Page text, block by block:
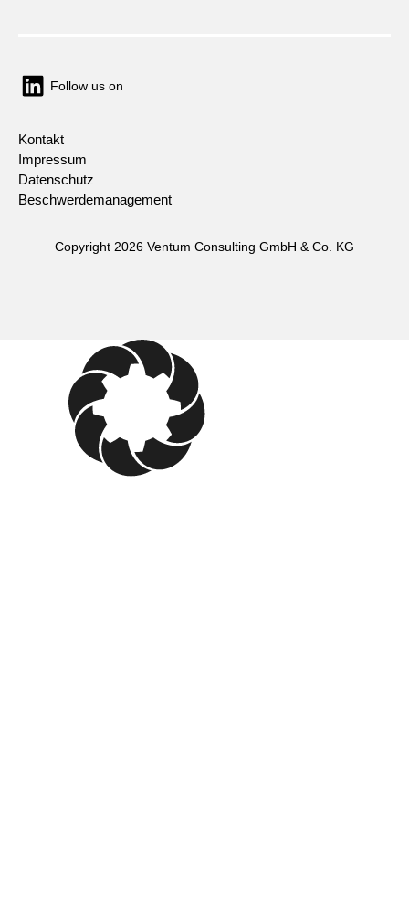
Follow us on
Kontakt
Impressum
Datenschutz
Beschwerdemanagement
Copyright 2026 Ventum Consulting GmbH & Co. KG